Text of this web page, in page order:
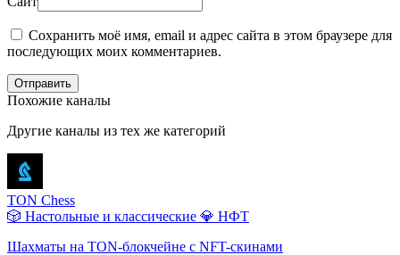
Сохранить моё имя, email и адрес сайта в этом браузере для
последующих моих комментариев.
Отправить
Похожие каналы
Другие каналы из тех же категорий
TON Chess
🎲 Настольные и классические 💎 НФТ
Шахматы на TON-блокчейне с NFT-скинами